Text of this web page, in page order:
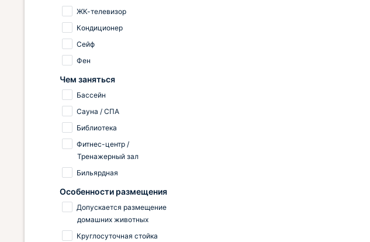
ЖК-телевизор
Кондиционер
Сейф
Фен
Чем заняться
Бассейн
Сауна / СПА
Библиотека
Фитнес-центр /
Тренажерный зал
Бильярдная
Особенности размещения
Допускается размещение
домашних животных
Круглосуточная стойка